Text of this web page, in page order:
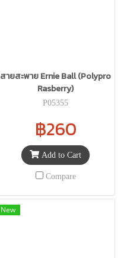
สายสะพาย Ernie Ball (Polypro
Rasberry)
P05355
฿260
Add to Cart
Compare
New